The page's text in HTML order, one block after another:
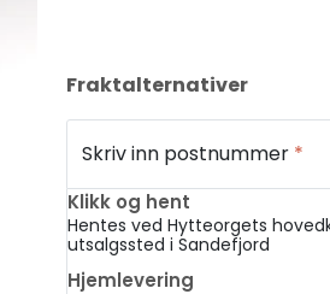
Fraktalternativer
Skriv inn postnummer *
Klikk og hent
Hentes ved Hytteorgets
utsalgssted i Sandefjord
Hjemlevering